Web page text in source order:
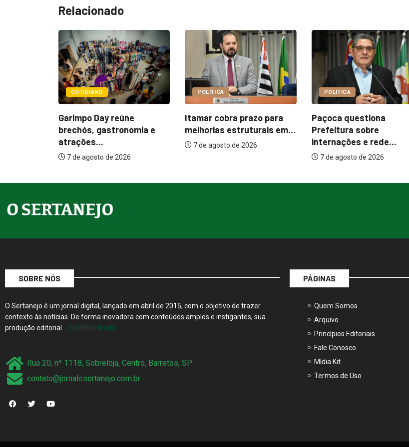
Relacionado
POLÍTICA
Itamar cobra prazo para
melhorias estruturais em...
7 de agosto de 2026
POLÍTICA
Paçoca questiona
Prefeitura sobre
internações e rede...
COTIDIANO
Garimpo Day reúne
brechós, gastronomia e
atrações...
7 de agosto de 2026
SOBRE NÓS
O Sertanejo é um jornal digital, lançado em abril de 2015, com o objetivo de trazer
contexto às notícias. De forma inovadora com conteúdos amplos e instigantes, sua
produção editorial… Continue lendo…
Rua 20, nº 1118, Sobreloja, Centro, Barretos, SP
contato@jornalosertanejo.com.br
PÁGINAS
Quem Somos
Arquivo
Princípios Editoriais
Fale Conosco
Mídia Kit
Termos de Uso